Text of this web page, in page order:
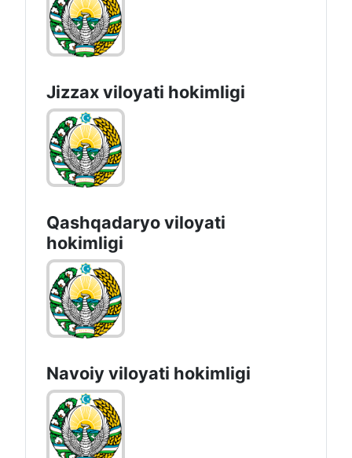
Jizzах vilоyati hоkimligi
Qashqadaryo viloyati
hоkimligi
Navoiy vilоyati hоkimligi